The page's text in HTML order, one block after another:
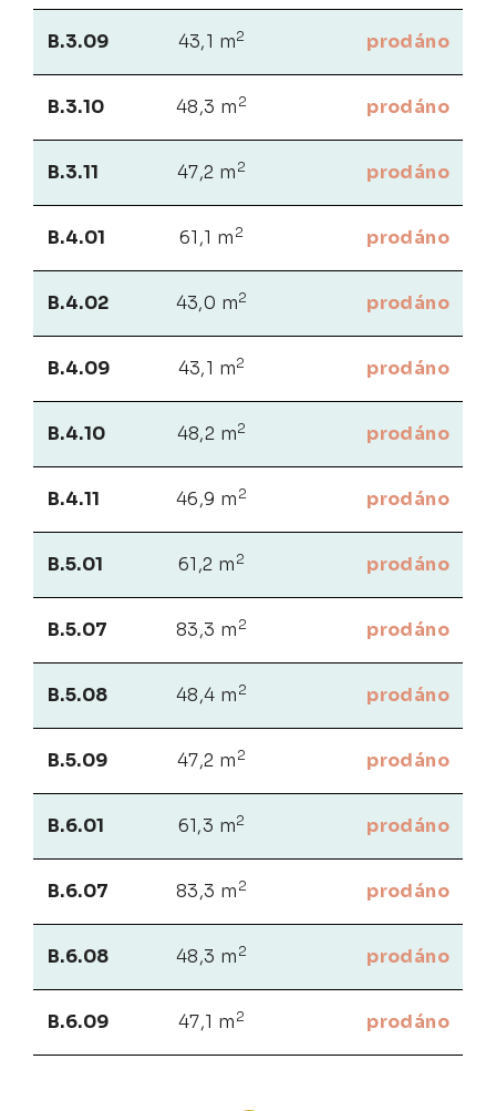
B.3.09 43,1 m2 prodáno
B.3.10 48,3 m 2 prodáno
B.3.11 47,2 m 2 prodáno
B.4.01 61,1 m 2 prodáno
B.4.02 43,0 m2 prodáno
B.4.09 43,1 m2 prodáno
B.4.10 48,2 m2 prodáno
B.4.11 46,9 m 2 prodáno
B.5.01 61,2 m 2 prodáno
B.5.07 83,3 m 2 prodáno
B.5.08 48,4 m 2 prodáno
B.5.09 47,2 m 2 prodáno
B.6.01 61,3 m2 prodáno
B.6.07 83,3 m 2 prodáno
B.6.08 48,3 m 2 prodáno
B.6.09 47,1 m 2 prodáno